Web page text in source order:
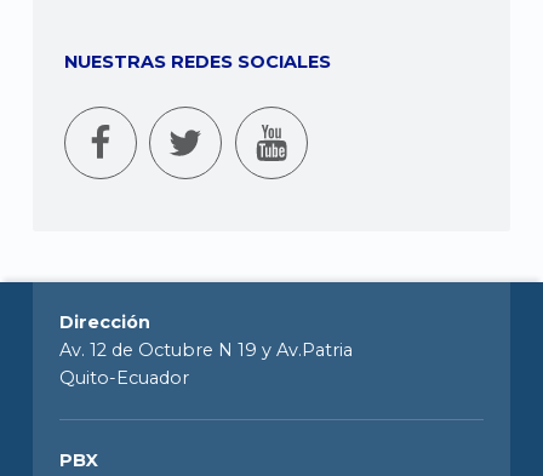
NUESTRAS REDES SOCIALES
Dirección
Av. 12 de Octubre N 19 y Av.Patria
Quito-Ecuador
PBX